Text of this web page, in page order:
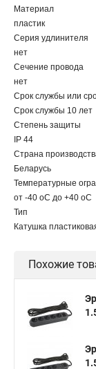
Материал
пластик
Серия удлинителя
нет
Сечение провода
нет
Срок службы или
Срок службы 10 лет
Степень защиты
IP 44
Страна
Беларусь
Температурные
от -40 оС до +40 оС
Тип
Катушка
Похожие